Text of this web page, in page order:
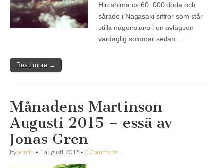
Hiroshima ca 60. 000 döda och
sårade i Nagasaki siffror som står
stilla någonstans i en avlägsen
vardaglig sommar sedan…
Read more →
Månadens Martinson
Augusti 2015 – essä av
Jonas Gren
byadmin • 1 augusti, 2015 • 0 Comments